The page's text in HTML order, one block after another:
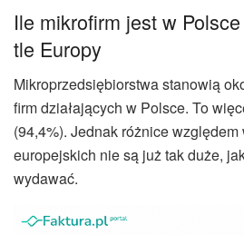
Ile mikrofirm jest w
tle Europy
Mikroprzedsiębiorstwa stanowią
firm działających w Polsce. To
(94,4%). Jednak różnice
europejskich nie są już tak duże,
wydawać.